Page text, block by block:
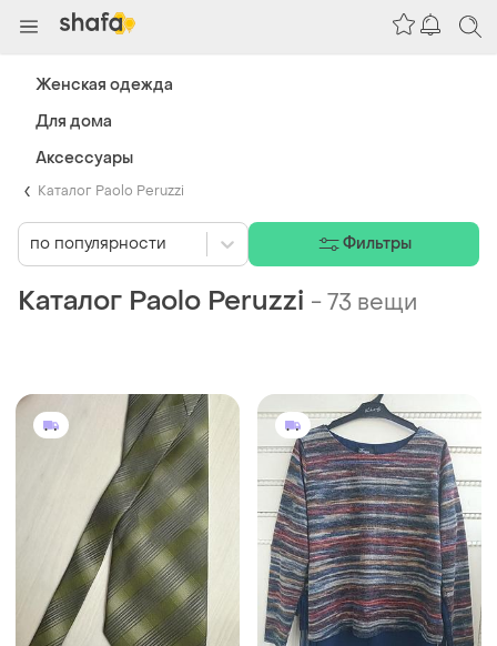
Каталог Paolo Peruzzi
Каталог Paolo Peruzzi -73 вещи
по популярности Фильтры
Женская одежда
Для дома
Аксессуары